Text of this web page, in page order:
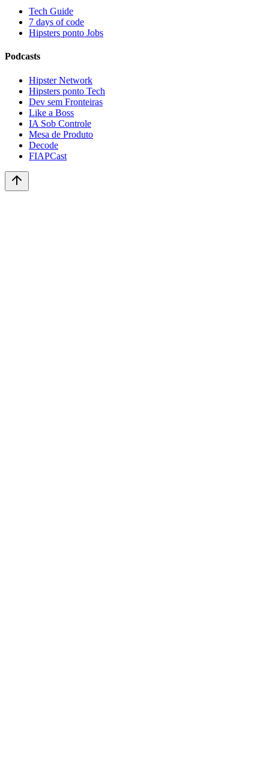
Tech Guide
7 days of code
Hipsters ponto Jobs
Podcasts
Hipster Network
Hipsters ponto Tech
Dev sem Fronteiras
Like a Boss
IA Sob Controle
Mesa de Produto
Decode
FIAPCast